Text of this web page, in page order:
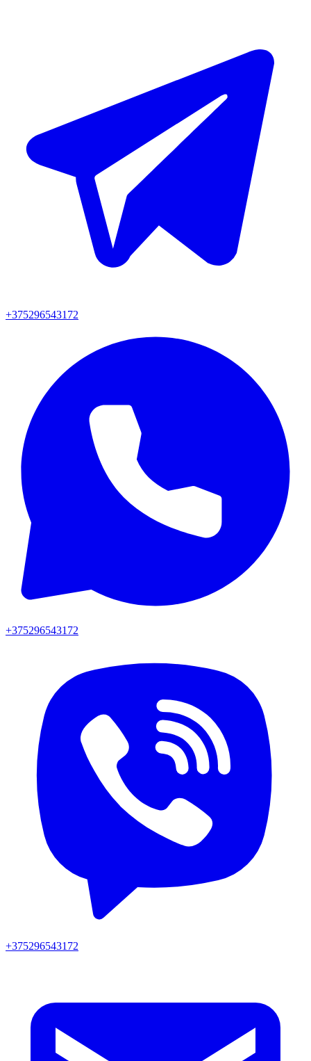
+375296543172
+375296543172
+375296543172